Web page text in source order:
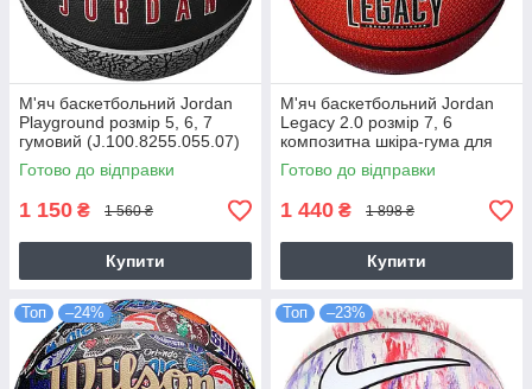
М'яч баскетбольний Jordan
Playground розмір 5, 6, 7
гумовий (J.100.8255.055.07)
Готово до відправки
1 150 ₴ 1 560 ₴
Купити
М'яч баскетбольний Jordan
Legacy 2.0 розмір 7, 6
композитна шкіра-гума для
гри зал-вулиця
(J.100.8253.855.07)
Готово до відправки
1 440 ₴ 1 898 ₴
Купити
Топ –24% Топ –23%